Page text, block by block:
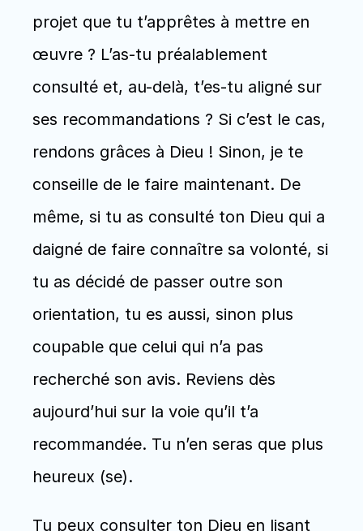
projet que tu t’apprêtes à mettre en
œuvre ? L’as-tu préalablement
consulté et, au-delà, t’es-tu aligné sur
ses recommandations ? Si c’est le cas,
rendons grâces à Dieu ! Sinon, je te
conseille de le faire maintenant. De
même, si tu as consulté ton Dieu qui a
daigné de faire connaître sa volonté, si
tu as décidé de passer outre son
orientation, tu es aussi, sinon plus
coupable que celui qui n’a pas
recherché son avis. Reviens dès
aujourd’hui sur la voie qu’il t’a
recommandée. Tu n’en seras que plus
heureux (se).
Tu peux consulter ton Dieu en lisant